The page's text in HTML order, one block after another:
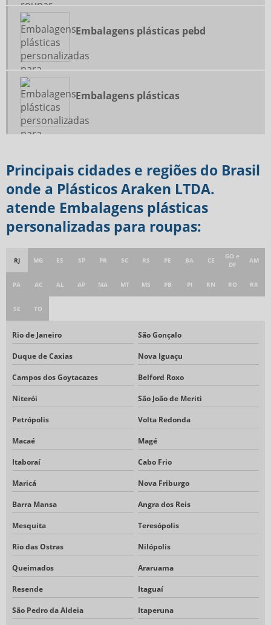
Embalagens plásticas pebd
Embalagens plásticas
Principais cidades e regiões do Brasil
onde a Plásticos Araken LTDA.
atende Embalagens plásticas
personalizadas para roupas:
RJ MG ES SP PR SC RS PE BA CE
GO e
DF
AM
PA AC AL AP MA MT MS PB PI RN RO RR
SE TO
Rio de Janeiro São Gonçalo
Duque de Caxias Nova Iguaçu
Campos dos Goytacazes Belford Roxo
Niterói São João de Meriti
Petrópolis Volta Redonda
Macaé Magé
Itaboraí Cabo Frio
Maricá Nova Friburgo
Barra Mansa Angra dos Reis
Mesquita Teresópolis
Rio das Ostras Nilópolis
Queimados Araruama
Resende Itaguaí
São Pedro da Aldeia Itaperuna